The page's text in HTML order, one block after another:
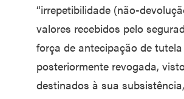
“irrepetibilidade (não-
valores recebidos pelo
força de antecipação de tutela
posteriormente revogada,
destinados à sua